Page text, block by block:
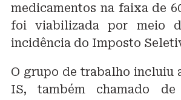
medicamentos na faixa de
foi viabilizada por meio
incidência do Imposto
O grupo de trabalho incluiu
IS, também chamado